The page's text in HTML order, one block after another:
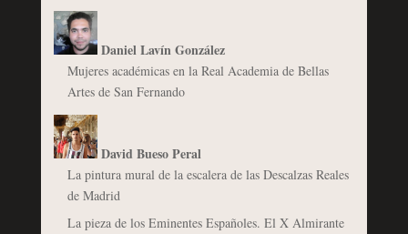
Daniel Lavín González
Mujeres académicas en la Real Academia de Bellas
Artes de San Fernando
David Bueso Peral
La pintura mural de la escalera de las Descalzas Reales
de Madrid
La pieza de los Eminentes Españoles. El X Almirante